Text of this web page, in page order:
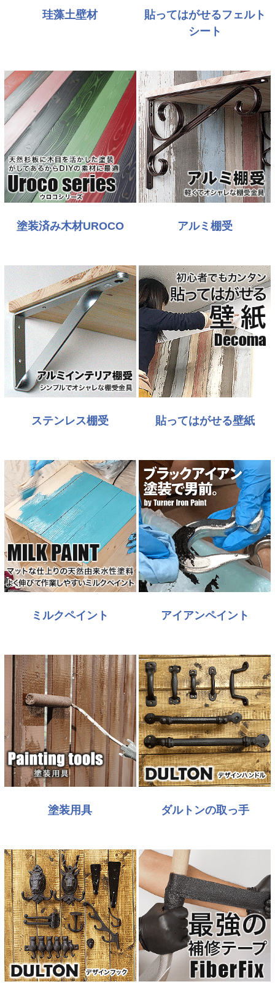
珪藻土壁材
貼ってはがせるフェルト
シート
塗装済み木材UROCO アルミ棚受
ステンレス棚受 貼ってはがせる壁紙
ミルクペイント アイアンペイント
塗装用具 ダルトンの取っ手